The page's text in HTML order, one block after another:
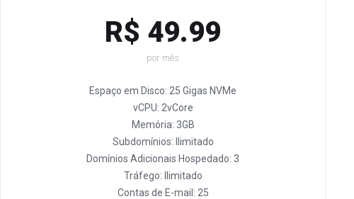
R$ 49.99
por mês
Espaço em Disco: 25 Gigas NVMe
vCPU: 2vCore
Memória: 3GB
Subdomínios: Ilimitado
Domínios Adicionais Hospedado: 3
Tráfego: Ilimitado
Contas de E-mail: 25